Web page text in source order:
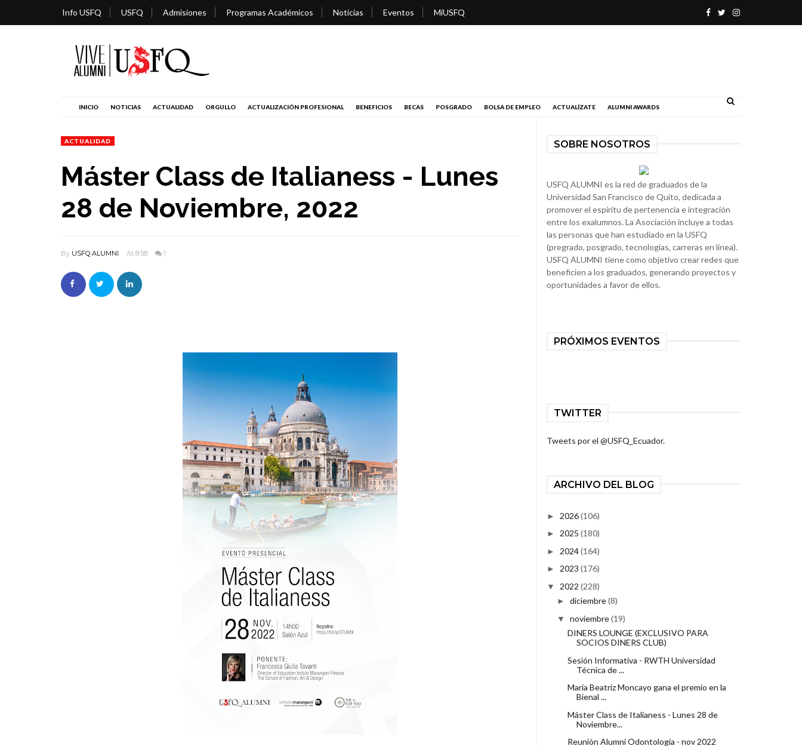
Info USFQ USFQ Admisiones Programas Académicos Noticias Eventos MiUSFQ
INICIO NOTICIAS ACTUALIDAD ORGULLO ACTUALIZACIÓN PROFESIONAL BENEFICIOS BECAS POSGRADO BOLSA DE EMPLEO ACTUALÍZATE ALUMNI AWARDS
ACTUALIDAD
Máster Class de Italianess - Lunes
28 de Noviembre, 2022
By USFQ ALUMNI At 8:58 1
SOBRE NOSOTROS
USFQ ALUMNI es la red de graduados de la
Universidad San Francisco de Quito, dedicada a
promover el espíritu de pertenencia e integración
entre los exalumnos. La Asociación incluye a todas
las personas que han estudiado en la USFQ
(pregrado, posgrado, tecnologías, carreras en línea).
USFQ ALUMNI tiene como objetivo crear redes que
beneficien a los graduados, generando proyectos y
oportunidades a favor de ellos.
PRÓXIMOS EVENTOS
TWITTER
Tweets por el @USFQ_Ecuador.
ARCHIVO DEL BLOG
► 2026(106)
► 2025 (180)
► 2024(164)
► 2023 (176)
▼ 2022 (228)
► diciembre(8)
▼ noviembre(19)
DINERS LOUNGE (EXCLUSIVO PARA
SOCIOS DINERS CLUB)
Sesión Informativa - RWTH Universidad
Técnica de ...
María Beatriz Moncayo gana el premio en la
Bienal ...
Máster Class de Italianess - Lunes 28 de
Noviembre...
Reunión Alumni Odontología - nov 2022